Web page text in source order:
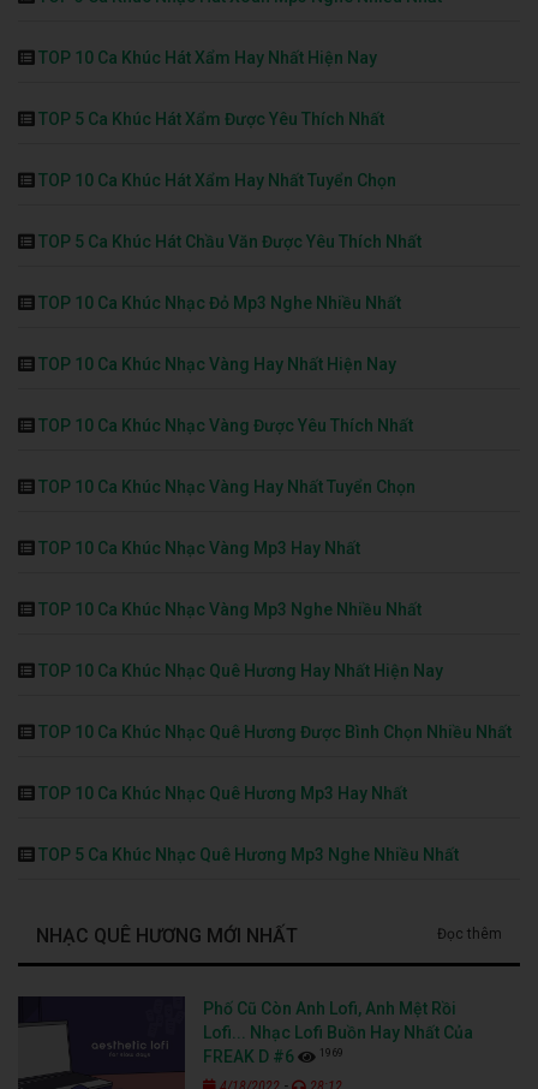
TOP 10 Ca Khúc Hát Xẩm Hay Nhất Hiện Nay
TOP 5 Ca Khúc Hát Xẩm Được Yêu Thích Nhất
TOP 10 Ca Khúc Hát Xẩm Hay Nhất Tuyển Chọn
TOP 5 Ca Khúc Hát Chầu Văn Được Yêu Thích Nhất
TOP 10 Ca Khúc Nhạc Đỏ Mp3 Nghe Nhiều Nhất
TOP 10 Ca Khúc Nhạc Vàng Hay Nhất Hiện Nay
TOP 10 Ca Khúc Nhạc Vàng Được Yêu Thích Nhất
TOP 10 Ca Khúc Nhạc Vàng Hay Nhất Tuyển Chọn
TOP 10 Ca Khúc Nhạc Vàng Mp3 Hay Nhất
TOP 10 Ca Khúc Nhạc Vàng Mp3 Nghe Nhiều Nhất
TOP 10 Ca Khúc Nhạc Quê Hương Hay Nhất Hiện Nay
TOP 10 Ca Khúc Nhạc Quê Hương Được Bình Chọn Nhiều Nhất
TOP 10 Ca Khúc Nhạc Quê Hương Mp3 Hay Nhất
TOP 5 Ca Khúc Nhạc Quê Hương Mp3 Nghe Nhiều Nhất
NHẠC QUÊ HƯƠNG MỚI NHẤT Đọc thêm
Phố Cũ Còn Anh Lofi, Anh Mệt Rồi
Lofi... Nhạc Lofi Buồn Hay Nhất Của
FREAK D #6
1969